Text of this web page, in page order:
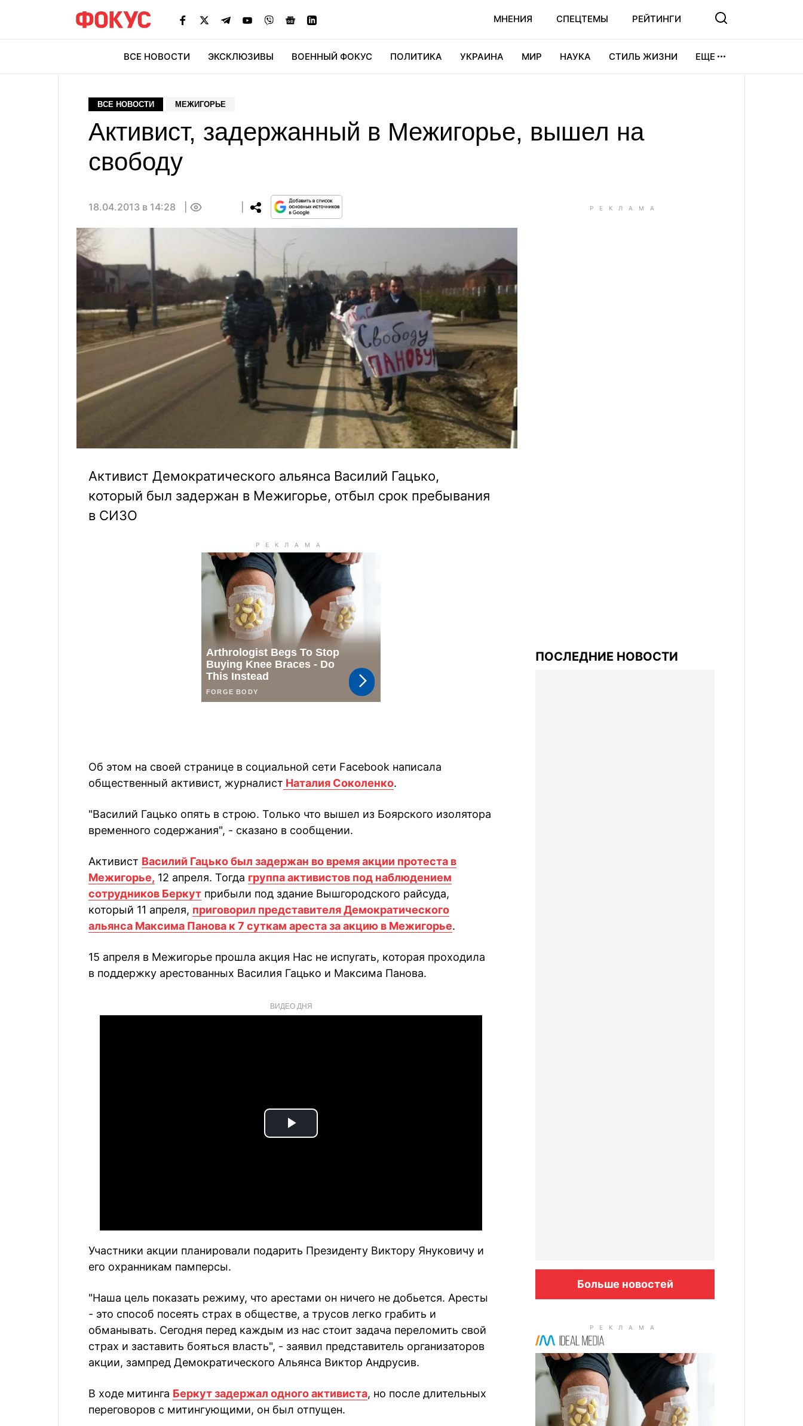
МНЕНИЯ СПЕЦТЕМЫ РЕЙТИНГИ
ВСЕ НОВОСТИ ЭКСКЛЮЗИВЫ ВОЕННЫЙ ФОКУС ПОЛИТИКА УКРАИНА МИР НАУКА СТИЛЬ ЖИЗНИ ЕЩЕ
ВСЕ НОВОСТИ МЕЖИГОРЬЕ
Активист, задержанный в Межигорье, вышел на
свободу
18.04.2013 в 14:28
Активист Демократического альянса Василий Гацько,
который был задержан в Межигорье, отбыл срок пребывания
в СИЗО
Об этом на своей странице в социальной сети Facebook написала
общественный активист, журналист Наталия Соколенко.
"Василий Гацько опять в строю. Только что вышел из Боярского изолятора
временного содержания", - сказано в сообщении.
Активист Василий Гацько был задержан во время акции протеста в
Межигорье, 12 апреля. Тогда группа активистов под наблюдением
сотрудников Беркут прибыли под здание Вышгородского райсуда,
который 11 апреля, приговорил представителя Демократического
альянса Максима Панова к 7 суткам ареста за акцию в Межигорье.
15 апреля в Межигорье прошла акция Нас не испугать, которая проходила
в поддержку арестованных Василия Гацько и Максима Панова.
ВИДЕО ДНЯ
Play
Участники акции планировали подарить Президенту Виктору Януковичу и
его охранникам памперсы.
"Наша цель показать режиму, что арестами он ничего не добьется. Аресты
- это способ посеять страх в обществе, а трусов легко грабить и
обманывать. Сегодня перед каждым из нас стоит задача переломить свой
страх и заставить бояться власть", - заявил представитель организаторов
акции, зампред Демократического Альянса Виктор Андрусив.
В ходе митинга Беркут задержал одного активиста, но после длительных
переговоров с митингующими, он был отпущен.
ПОСЛЕДНИЕ НОВОСТИ
Больше новостей